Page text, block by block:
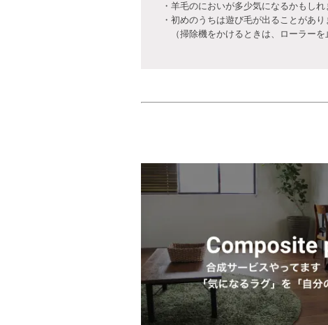
・羊毛のにおいが多少気になるかもし
・初めのうちは遊び毛が出ることがあり
（掃除機をかけるときは、ローラーを